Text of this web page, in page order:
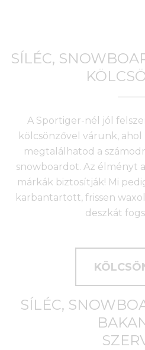
SÍLÉC,
A Sportiger-nél jól
kölcsönzővel várunk,
megtalálhatod a
snowboardot. Az élményt a
márkák biztosítják! Mi
karbantartott, frissen
deszkát
SÍLÉC,